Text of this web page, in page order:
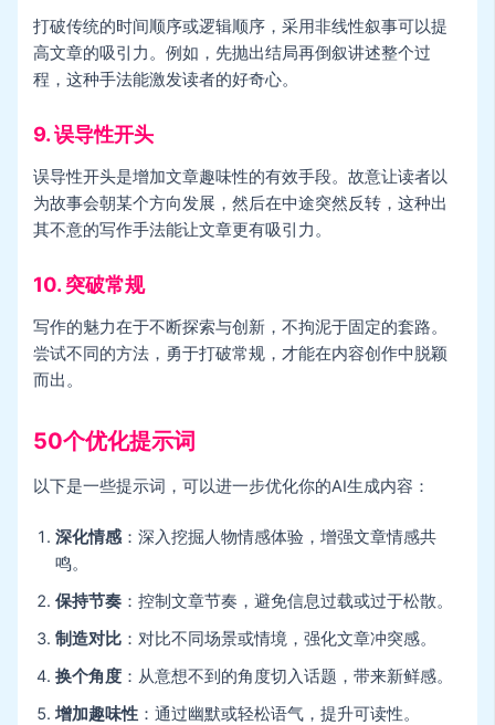
打破传统的时间顺序或逻辑顺序，采用非线性叙事可以提
高文章的吸引力。例如，先抛出结局再倒叙讲述整个过
程，这种手法能激发读者的好奇心。
9. 误导性开头
误导性开头是增加文章趣味性的有效手段。故意让读者以
为故事会朝某个方向发展，然后在中途突然反转，这种出
其不意的写作手法能让文章更有吸引力。
10. 突破常规
写作的魅力在于不断探索与创新，不拘泥于固定的套路。
尝试不同的方法，勇于打破常规，才能在内容创作中脱颖
而出。
50个优化提示词
以下是一些提示词，可以进一步优化你的AI生成内容：
深化情感 ：深入挖掘人物情感体验，增强文章情感共
鸣。
保持节奏 ：控制文章节奏，避免信息过载或过于松散。
制造对比 ：对比不同场景或情境，强化文章冲突感。
换个角度 ：从意想不到的角度切入话题，带来新鲜感。
增加趣味性 ：通过幽默或轻松语气，提升可读性。